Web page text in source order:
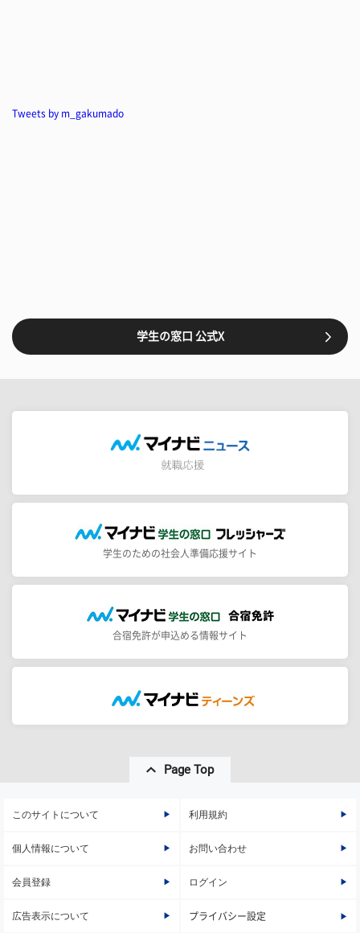
Tweets by m_gakumado
学生の窓口 公式X
学生のための社会人準備応援サイト
合宿免許が申込める情報サイト
Page Top
このサイトについて 利用規約
個人情報について お問い合わせ
会員登録 ログイン
広告表示について プライバシー設定